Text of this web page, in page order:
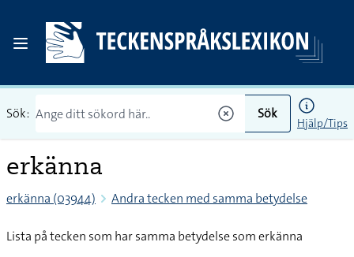
Sök: Sök
Hjälp/Tips
erkänna
erkänna (03944) Andra tecken med samma betydelse
Lista på tecken som har samma betydelse som erkänna